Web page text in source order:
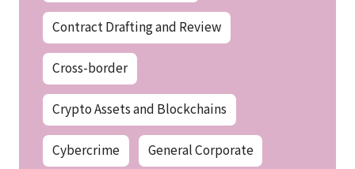
Contract Drafting and Review
Cross-border
Crypto Assets and Blockchains
Cybercrime General Corporate